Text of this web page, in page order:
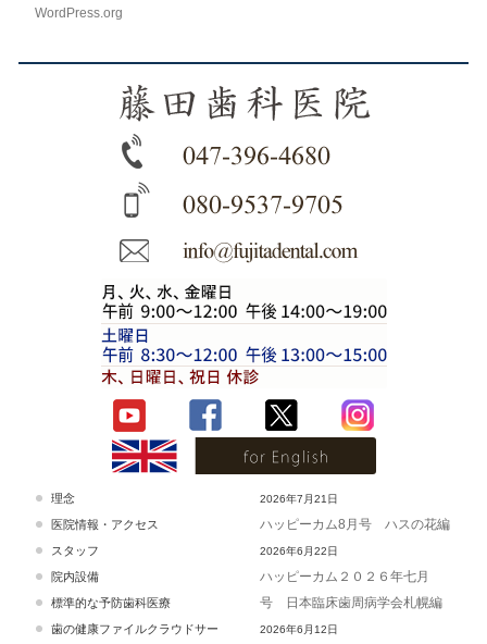
WordPress.org
理念
医院情報・アクセス
スタッフ
院内設備
標準的な予防歯科医療
歯の健康ファイルクラウドサー
2026年7月21日
ハッピーカム8月号 ハスの花編
2026年6月22日
ハッピーカム２０２６年七月
号 日本臨床歯周病学会札幌編
2026年6月12日